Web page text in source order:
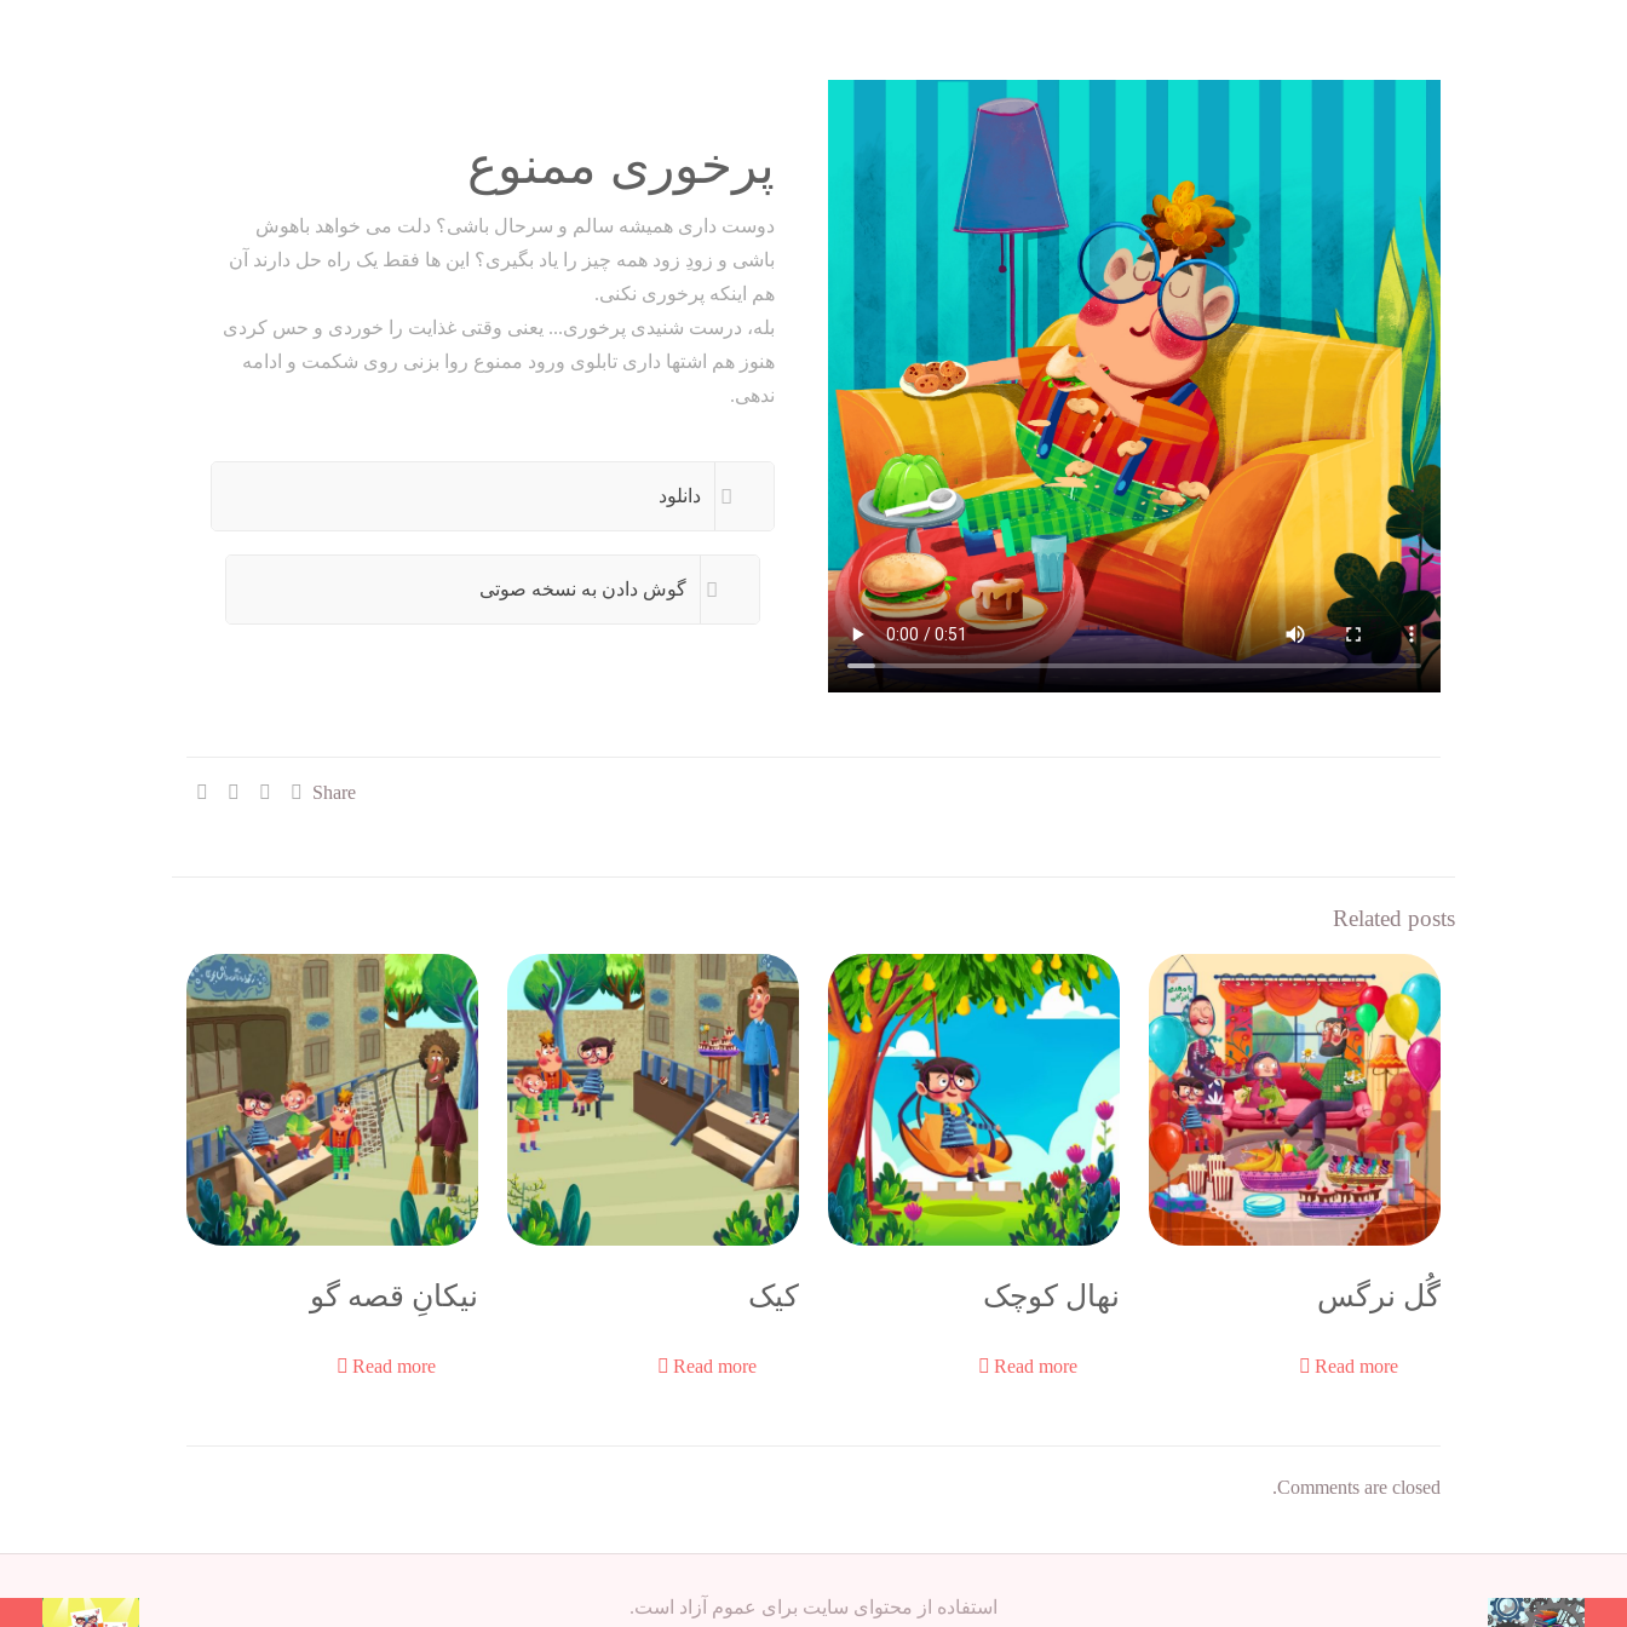
پرخوری ممنوع
دوست داری همیشه سالم و سرحال باشی؟ دلت می خواهد باهوش
باشی و زودِ زود همه چیز را یاد بگیری؟ این ها فقط یک راه حل دارند آن
هم اینکه پرخوری نکنی.
بله، درست شنیدی پرخوری... یعنی وقتی غذایت را خوردی و حس کردی
هنوز هم اشتها داری تابلوی ورود ممنوع روا بزنی روی شکمت و ادامه
ندهی.
دانلود
گوش دادن به نسخه صوتی
Share
Related posts
گُل نرگس
Read more
نهال کوچک
Read more
کیک
Read more
نیکانِ قصه گو
Read more
Comments are closed.
استفاده از محتوای سایت برای عموم آزاد است.